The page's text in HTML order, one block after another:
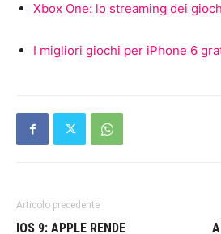
Xbox One: lo streaming dei
I migliori giochi per iPhone 6
Articolo precedente
IOS 9: APPLE RENDE